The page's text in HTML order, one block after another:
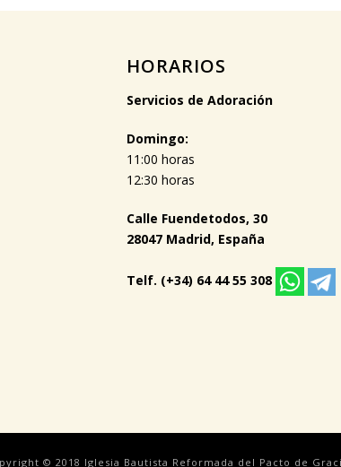
HORARIOS
Servicios de Adoración
Domingo:
11:00 horas
12:30 horas
Calle Fuendetodos, 30
28047 Madrid, España
Telf. (+34) 64 44 55 308
© 2018 Iglesia Bautista Reformada del Pacto de